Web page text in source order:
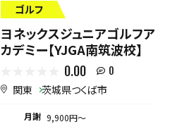
ゴルフ
ヨネックスジュニアゴルフア
カデミー【YJGA南筑波校】
0.00 0
関東 茨城県つくば市
月謝 9,900円〜